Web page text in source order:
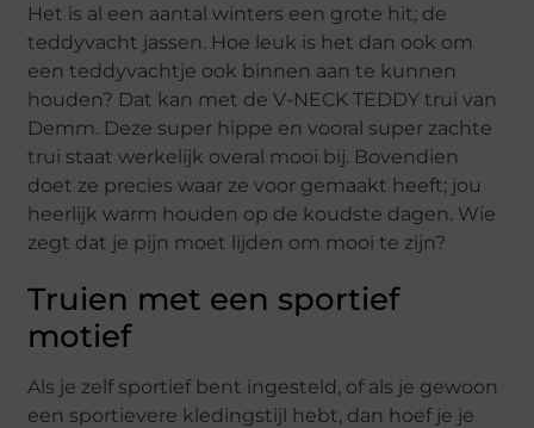
Het is al een aantal winters een grote hit; de
teddyvacht jassen. Hoe leuk is het dan ook om
een teddyvachtje ook binnen aan te kunnen
houden? Dat kan met de V-NECK TEDDY trui van
Demm. Deze super hippe en vooral super zachte
trui staat werkelijk overal mooi bij. Bovendien
doet ze precies waar ze voor gemaakt heeft; jou
heerlijk warm houden op de koudste dagen. Wie
zegt dat je pijn moet lijden om mooi te zijn?
Truien met een sportief
motief
Als je zelf sportief bent ingesteld, of als je gewoon
een sportievere kledingstijl hebt, dan hoef je je